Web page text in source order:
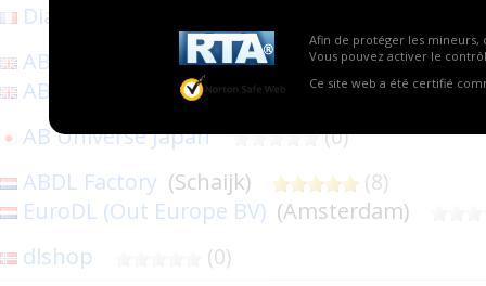
Afin de protéger les mineurs,
Vous pouvez activer le
Ce site web a été certifié
Diaper-minister
ABDL MarketPlace(London) (1)
ABU europe (Heywood) (0)
AB Universe Japan (0)
ABDL Factory (Schaijk) (8)
EuroDL (Out Europe BV) (Amsterdam)
dlshop
(0)